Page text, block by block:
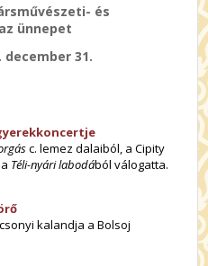
és
ünnepet
december 31.
c. lemez dalaiból, a Cipity
Téli-nyári labodából válogatta.
kalandja a Bolsoj